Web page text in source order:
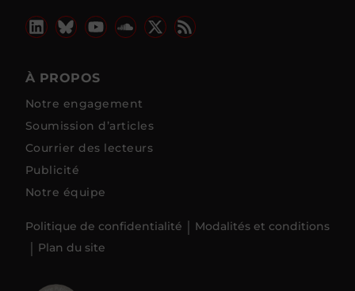
À PROPOS
Notre engagement
Soumission d’articles
Courrier des lecteurs
Publicité
Notre équipe
Politique de confidentialité
Modalités et conditions
Plan du site